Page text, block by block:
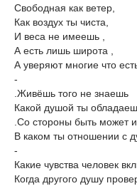
Свободная как ветер,
Как воздух ты чиста,
И веса не имеешь ,
А есть лишь широта ,
А уверяют многие что
-
.Живёшь того не знаешь
Какой душой ты
.Со стороны быть может
В каком ты отношении с
-
Какие чувства человек
Когда другого душу